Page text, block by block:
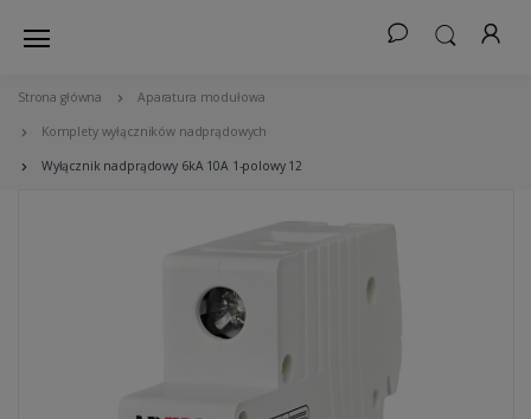
Strona główna Aparatura modułowa
Komplety wyłączników nadprądowych
Wyłącznik nadprądowy 6kA 10A 1-polowy 12